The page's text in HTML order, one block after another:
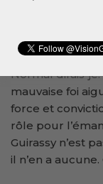
toujours laisser
On peut
Normal dirais-
mauvaise foi
force et
rôle pour
Guirassy n’est
il n’en a